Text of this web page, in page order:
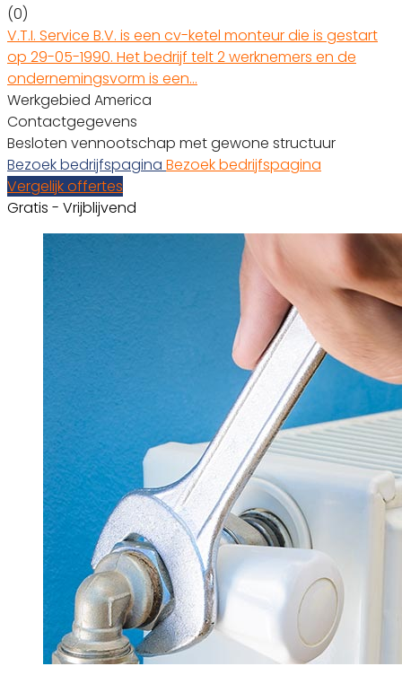
(0)
V.T.I. Service B.V. is een cv-ketel monteur die is gestart
op 29-05-1990. Het bedrijf telt 2 werknemers en de
ondernemingsvorm is een…
Werkgebied America
Contactgegevens
Besloten vennootschap met gewone structuur
Bezoek bedrijfspagina Bezoek bedrijfspagina
Vergelijk offertes
Gratis - Vrijblijvend